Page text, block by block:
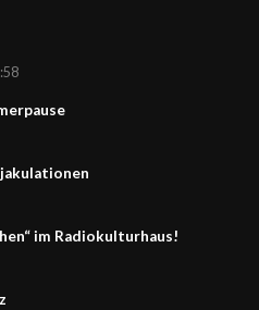
im Radiokulturhaus!